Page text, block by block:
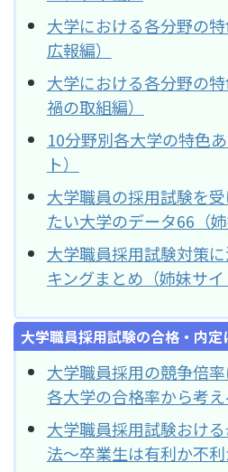
大学における各分野の
広報編）
大学における各分野の
禍の取組編）
10分野別各大学の特色
ト）
大学職員の採用試験を
たい大学のデータ66（姉
大学職員採用試験対策
キングまとめ（姉妹サイ
大学職員採用試験の合格・内
大学職員採用の競争倍
各大学の合格率から考
大学職員採用試験おけ
法～卒業生は有利か不